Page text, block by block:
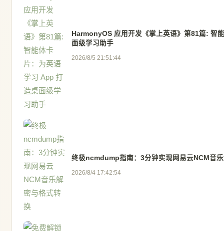
HarmonyOS 应用开发《掌上英语》第81篇: 智
面级学习助手
2026/8/5 21:51:44
终极ncmdump指南：3分钟实现网易云NCM音
2026/8/4 17:42:54